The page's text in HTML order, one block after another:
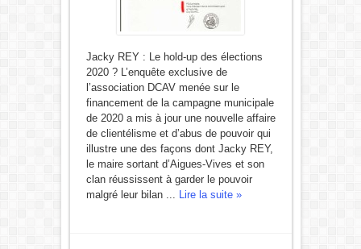
Jacky REY : Le hold-up des élections
2020 ? L’enquête exclusive de
l’association DCAV menée sur le
financement de la campagne municipale
de 2020 a mis à jour une nouvelle affaire
de clientélisme et d’abus de pouvoir qui
illustre une des façons dont Jacky REY,
le maire sortant d’Aigues-Vives et son
clan réussissent à garder le pouvoir
malgré leur bilan ... Lire la suite »